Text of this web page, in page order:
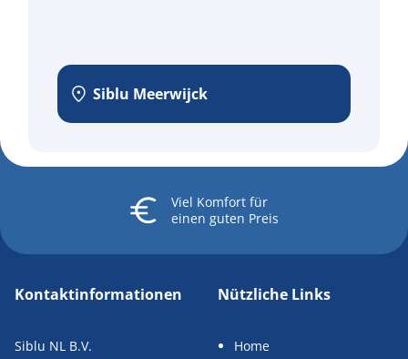
Siblu Meerwijck
Viel Komfortfür
einen guten Preis
Kontaktinformationen
Siblu NL B.V.
Nützliche Links
Home